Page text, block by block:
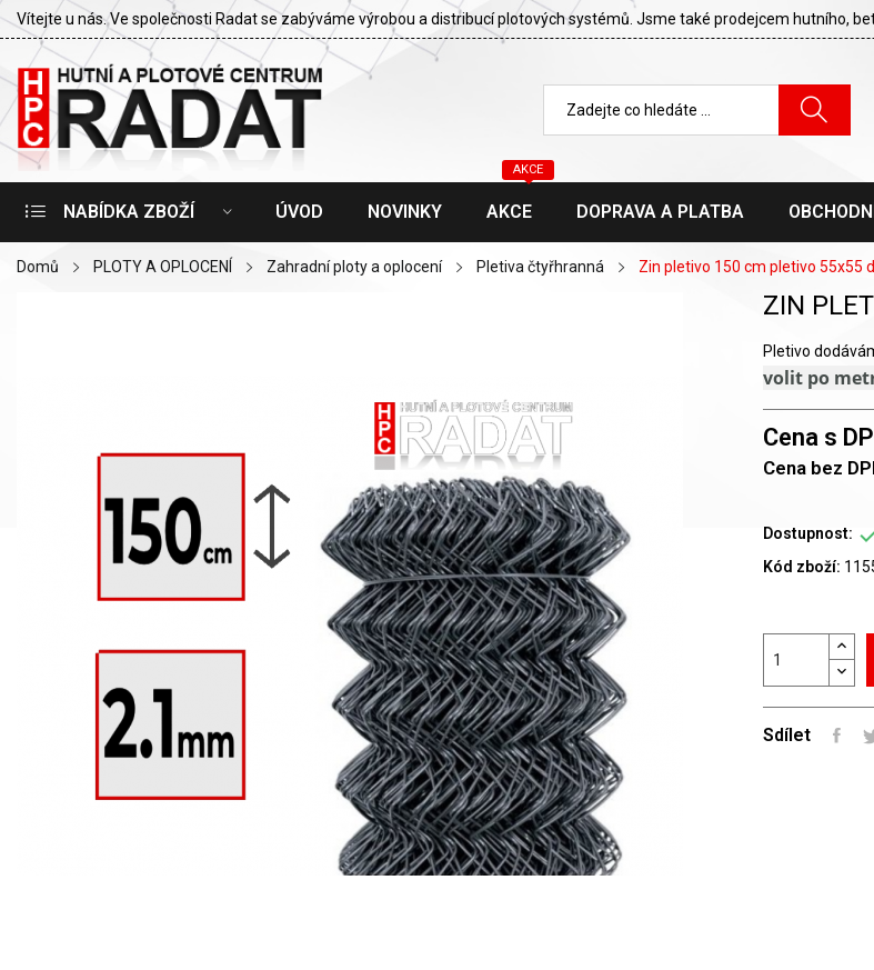
Vítejte u nás. Ve společnosti Radat se zabýváme výrobou a distribucí plotových systémů. Jsme také prodejcem hutního,
NABÍDKA ZBOŽÍ ÚVOD NOVINKY AKCE
AKCE
DOPRAVA A PLATBA
Domů PLOTY A OPLOCENÍ Zahradní ploty a oplocení Pletiva čtyřhranná Zin pletivo 150 cm pletivo 55x55
ZIN
Pletivo
volit po
Cena s
Cena bez
Dostupnost:
Kód zboží:
Sdílet